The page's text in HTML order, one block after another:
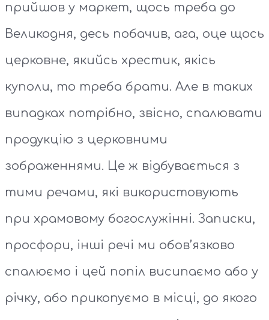
прийшов у маркет, щось треба до
Великодня, десь побачив, ага, оце щось
церковне, якийсь хрестик, якісь
куполи, то треба брати. Але в таких
випадках потрібно, звісно, спалювати
продукцію з церковними
зображеннями. Це ж відбувається з
тими речами, які використовують
при храмовому богослужінні. Записки,
просфори, інші речі ми обов’язково
спалюємо і цей попіл висипаємо або у
річку, або прикопуємо в місці, до якого